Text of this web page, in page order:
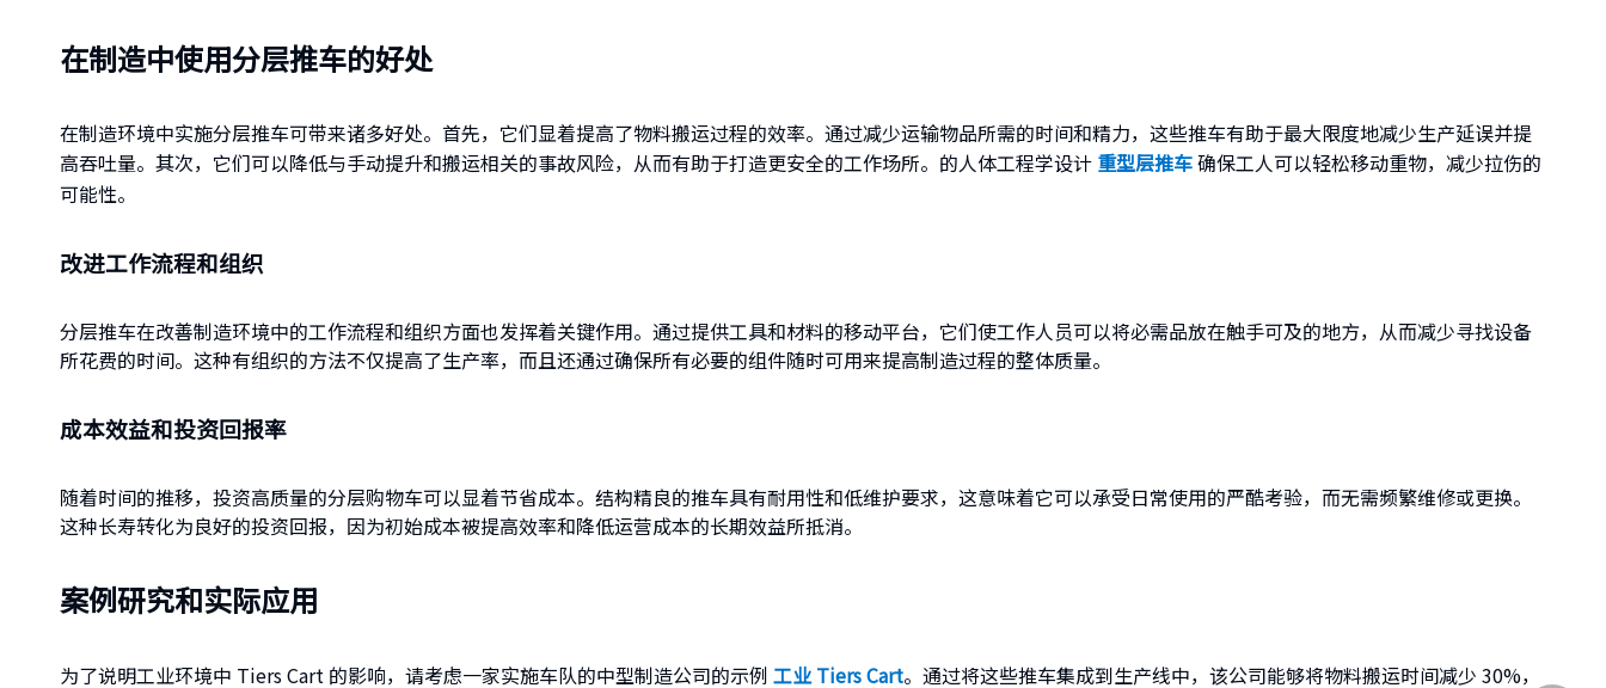
在制造中使用分层推车的好处
在制造环境中实施分层推车可带来诸多好处。首先，它们显着提高了物料搬运过程的效率。通过减少运输物品所需的时间和精力，这些推车有助于最大限度地减少生产延误并提
高吞吐量。其次，它们可以降低与手动提升和搬运相关的事故风险，从而有助于打造更安全的工作场所。的人体工程学设计 重型层推车确保工人可以轻松移动重物，减少拉伤的
可能性。
改进工作流程和组织
分层推车在改善制造环境中的工作流程和组织方面也发挥着关键作用。通过提供工具和材料的移动平台，它们使工作人员可以将必需品放在触手可及的地方，从而减少寻找设备
所花费的时间。这种有组织的方法不仅提高了生产率，而且还通过确保所有必要的组件随时可用来提高制造过程的整体质量。
成本效益和投资回报率
随着时间的推移，投资高质量的分层购物车可以显着节省成本。结构精良的推车具有耐用性和低维护要求，这意味着它可以承受日常使用的严酷考验，而无需频繁维修或更换。
这种长寿转化为良好的投资回报，因为初始成本被提高效率和降低运营成本的长期效益所抵消。
案例研究和实际应用
为了说明工业环境中 Tiers Cart 的影响，请考虑一家实施车队的中型制造公司的示例 工业 Tiers Cart。通过将这些推车集成到生产线中，该公司能够将物料搬运时间减少 30%，